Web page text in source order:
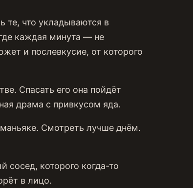
те, что укладываются в
каждая минута — не
и послевкусие, от которого
Спасать его она пойдёт
драма с привкусом яда.
Смотреть лучше днём.
сосед, которого когда-то
в лицо.